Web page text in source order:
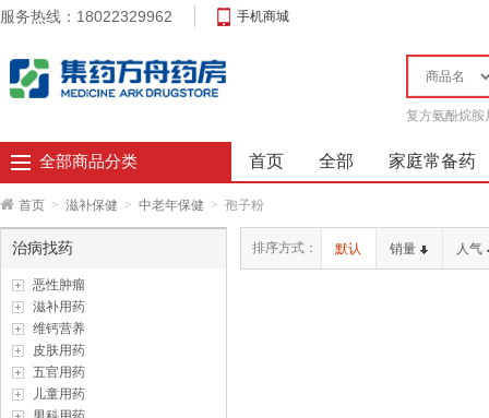
服务热线：18022329962 手机商城
复方氨酚烷胺
全部商品分类 首页 全部 家庭常备药
首页 > 滋补保健 > 中老年保健 > 孢子粉
治病找药
恶性肿瘤
滋补用药
维钙营养
皮肤用药
五官用药
儿童用药
排序方式： 默认 销量 人气